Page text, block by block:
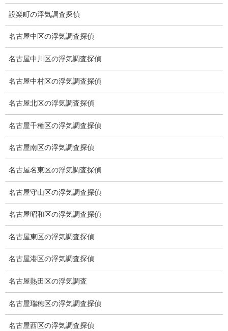
低料金の理由
スキルの高さ＝高額料金？
適正料金
稼働制って何？
探偵
探偵を本業
調査機器
探偵の資格
弁護士紹介
浮気調査
浮気調査料金の比較例
GPS検索調査
設楽町の浮気調査探偵
名古屋中区の浮気調査探偵
名古屋中川区の浮気調査探偵
名古屋中村区の浮気調査探偵
名古屋北区の浮気調査探偵
名古屋千種区の浮気調査探偵
名古屋南区の浮気調査探偵
名古屋名東区の浮気調査探偵
名古屋守山区の浮気調査探偵
名古屋昭和区の浮気調査探偵
名古屋東区の浮気調査探偵
名古屋港区の浮気調査探偵
名古屋熱田区の浮気調査
名古屋瑞穂区の浮気調査探偵
名古屋西区の浮気調査探偵